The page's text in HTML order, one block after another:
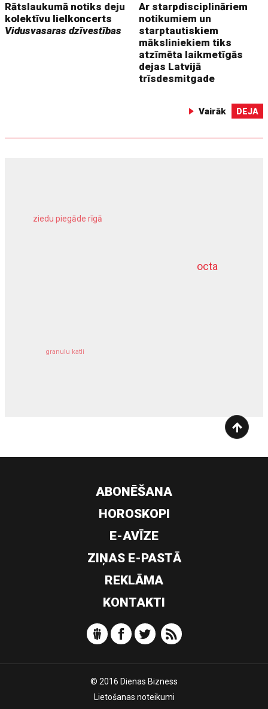
Rātslaukumā notiks deju
kolektīvu lielkoncerts
Vidusvasaras dzīvestības
Ar starpdisciplināriem
notikumiem un
starptautiskiem
māksliniekiem tiks
atzīmēta laikmetīgās
dejas Latvijā
trīsdesmitgade
Vairāk DEJA
octa
ziedu piegāde rīgā
granulu katli
dziļurbums
ABONĒŠANA
HOROSKOPI
E-AVĪZE
ZIŅAS E-PASTĀ
REKLĀMA
KONTAKTI
© 2016 Dienas Bizness
Lietošanas noteikumi